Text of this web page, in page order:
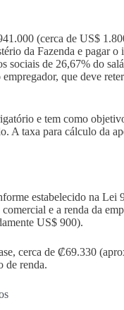
(cerca de US$
da Fazenda e pagar o
sociais de 26,67% do
que deve
e tem como
A taxa para cálculo da
estabelecido na Lei
e a renda da
US$ 900).
cerca de ₡69.330
de renda.